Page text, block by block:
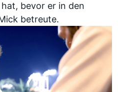
bevor er in den
betreute.